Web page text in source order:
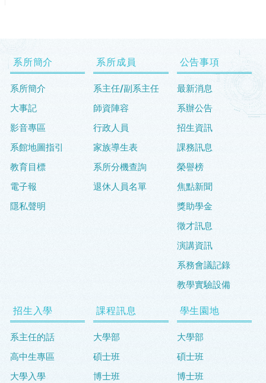
系所簡介
系所簡介
大事記
影音專區
系館地圖指引
教育目標
電子報
隱私聲明
系所成員
系主任/副系主任
師資陣容
行政人員
家族導生表
系所分機查詢
退休人員名單
公告事項
最新消息
系辦公告
招生資訊
課務訊息
榮譽榜
焦點新聞
獎助學金
徵才訊息
演講資訊
系務會議記錄
教學實驗設備
招生入學
系主任的話
高中生專區
大學入學
課程訊息
大學部
碩士班
博士班
學生園地
大學部
碩士班
博士班